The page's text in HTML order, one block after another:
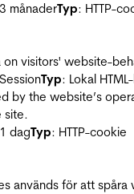
månaderTyp: HTTP-
on visitors' website-
Typ: Lokal
by the website’s
site.
dagTyp: HTTP-cookie
används för att